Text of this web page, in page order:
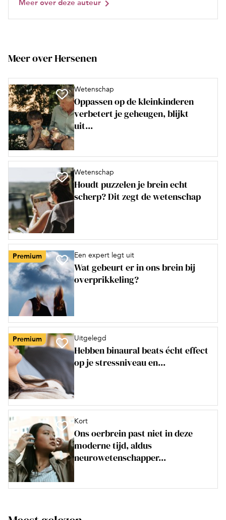
Meer over deze auteur
Meer over Hersenen
Wetenschap
Oppassen op de kleinkinderen
verbetert je geheugen, blijkt
uit...
Wetenschap
Houdt puzzelen je brein echt
scherp? Dit zegt de wetenschap
Premium Een expert legt uit
Wat gebeurt er in ons brein bij
overprikkeling?
Premium Uitgelegd
Hebben binaural beats écht effect
op je stressniveau en...
Kort
Ons oerbrein past niet in deze
moderne tijd, aldus
neurowetenschapper...